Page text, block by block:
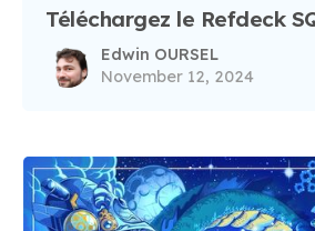
Téléchargez le Refdeck
Edwin OURSEL
November 12, 2024